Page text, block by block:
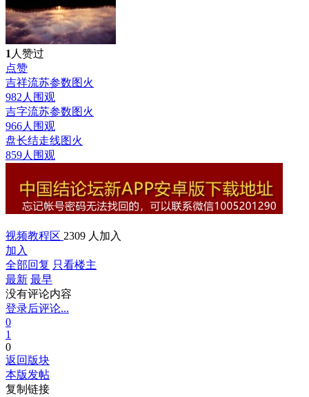
1 人赞过
点赞
吉祥流苏参数图火
982人围观
吉字流苏参数图火
966人围观
盘长结走线图火
859人围观
视频教程区 2309 人加入
加入
全部回复 只看楼主
最新 最早
没有评论内容
登录后评论...
0
1
0
返回版块
本版发帖
复制链接